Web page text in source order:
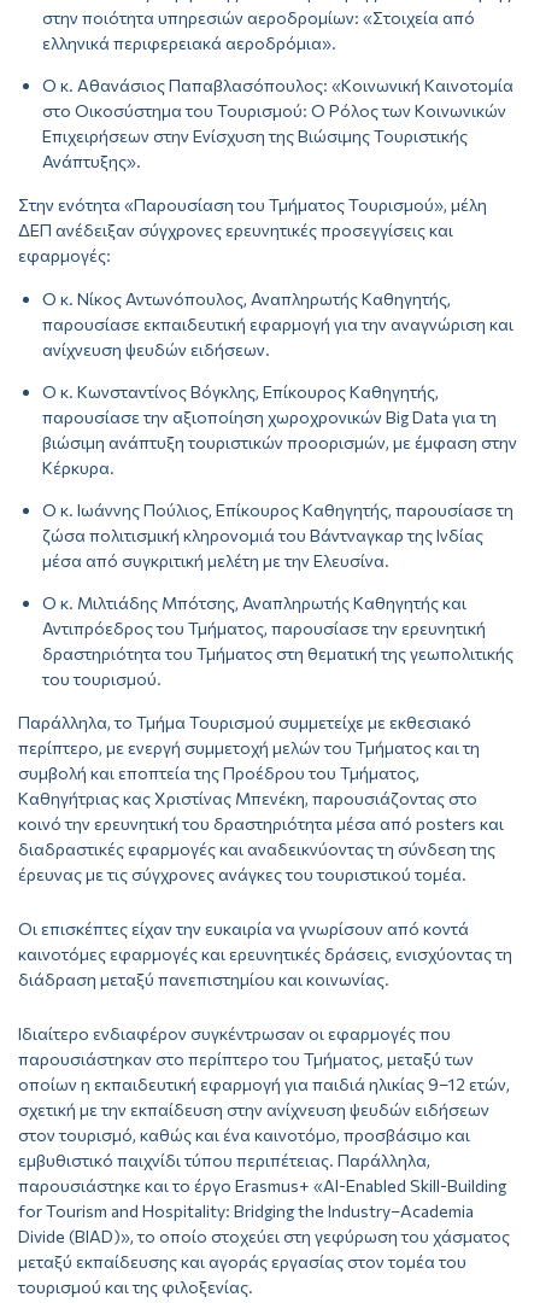
στην ποιότητα υπηρεσιών αεροδρομίων: «Στοιχεία από
ελληνικά περιφερειακά αεροδρόμια».
Ο κ. Αθανάσιος Παπαβλασόπουλος: «Κοινωνική Καινοτομία
στο Οικοσύστημα του Τουρισμού: Ο Ρόλος των Κοινωνικών
Επιχειρήσεων στην Ενίσχυση της Βιώσιμης Τουριστικής
Ανάπτυξης».
Στην ενότητα «Παρουσίαση του Τμήματος Τουρισμού», μέλη
ΔΕΠ ανέδειξαν σύγχρονες ερευνητικές προσεγγίσεις και
εφαρμογές:
Ο κ. Νίκος Αντωνόπουλος, Αναπληρωτής Καθηγητής,
παρουσίασε εκπαιδευτική εφαρμογή για την αναγνώριση και
ανίχνευση ψευδών ειδήσεων.
Ο κ. Κωνσταντίνος Βόγκλης, Επίκουρος Καθηγητής,
παρουσίασε την αξιοποίηση χωροχρονικών Big Data για τη
βιώσιμη ανάπτυξη τουριστικών προορισμών, με έμφαση στην
Κέρκυρα.
Ο κ. Ιωάννης Πούλιος, Επίκουρος Καθηγητής, παρουσίασε τη
ζώσα πολιτισμική κληρονομιά του Βάντναγκαρ της Ινδίας
μέσα από συγκριτική μελέτη με την Ελευσίνα.
Ο κ. Μιλτιάδης Μπότσης, Αναπληρωτής Καθηγητής και
Αντιπρόεδρος του Τμήματος, παρουσίασε την ερευνητική
δραστηριότητα του Τμήματος στη θεματική της γεωπολιτικής
του τουρισμού.
Παράλληλα, το Τμήμα Τουρισμού συμμετείχε με εκθεσιακό
περίπτερο, με ενεργή συμμετοχή μελών του Τμήματος και τη
συμβολή και εποπτεία της Προέδρου του Τμήματος,
Καθηγήτριας κας Χριστίνας Μπενέκη, παρουσιάζοντας στο
κοινό την ερευνητική του δραστηριότητα μέσα από posters και
διαδραστικές εφαρμογές και αναδεικνύοντας τη σύνδεση της
έρευνας με τις σύγχρονες ανάγκες του τουριστικού τομέα.
Οι επισκέπτες είχαν την ευκαιρία να γνωρίσουν από κοντά
καινοτόμες εφαρμογές και ερευνητικές δράσεις, ενισχύοντας τη
διάδραση μεταξύ πανεπιστημίου και κοινωνίας.
Ιδιαίτερο ενδιαφέρον συγκέντρωσαν οι εφαρμογές που
παρουσιάστηκαν στο περίπτερο του Τμήματος, μεταξύ των
οποίων η εκπαιδευτική εφαρμογή για παιδιά ηλικίας 9–12 ετών,
σχετική με την εκπαίδευση στην ανίχνευση ψευδών ειδήσεων
στον τουρισμό, καθώς και ένα καινοτόμο, προσβάσιμο και
εμβυθιστικό παιχνίδι τύπου περιπέτειας. Παράλληλα,
παρουσιάστηκε και το έργο Erasmus+ «AI-Enabled Skill-Building
for Tourism and Hospitality: Bridging the Industry–Academia
Divide (BIAD)», το οποίο στοχεύει στη γεφύρωση του χάσματος
μεταξύ εκπαίδευσης και αγοράς εργασίας στον τομέα του
τουρισμού και της φιλοξενίας.